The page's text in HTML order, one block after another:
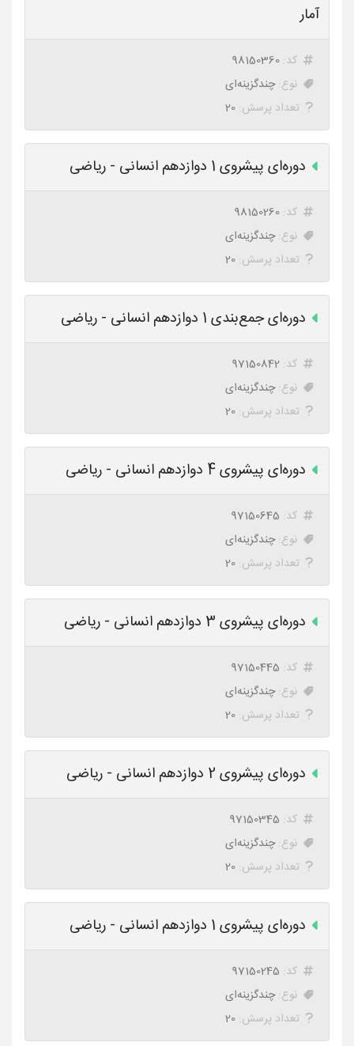
آمار
کد: 98150360
نوع: چندگزینه‌ای
تعداد پرسش: 20
دوره‌ای پیشروی 1 دوازدهم انسانی - ریاضی
کد: 98150260
نوع: چندگزینه‌ای
تعداد پرسش: 20
دوره‌ای جمع‌بندی 1 دوازدهم انسانی - ریاضی
کد: 97150842
نوع: چندگزینه‌ای
تعداد پرسش: 20
دوره‌ای پیشروی 4 دوازدهم انسانی - ریاضی
کد: 97150645
نوع: چندگزینه‌ای
تعداد پرسش: 20
دوره‌ای پیشروی 3 دوازدهم انسانی - ریاضی
کد: 97150445
نوع: چندگزینه‌ای
تعداد پرسش: 20
دوره‌ای پیشروی 2 دوازدهم انسانی - ریاضی
کد: 97150345
نوع: چندگزینه‌ای
تعداد پرسش: 20
دوره‌ای پیشروی 1 دوازدهم انسانی - ریاضی
کد: 97150245
نوع: چندگزینه‌ای
تعداد پرسش: 20